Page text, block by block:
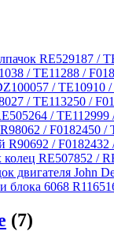
RE529187 /
/ TE11288 /
/ TE10910
/ TE113250 /
/
/ F0182450 /
R90692 / F0182432
RE507852 /
двигателя John
блока 6068
(7)